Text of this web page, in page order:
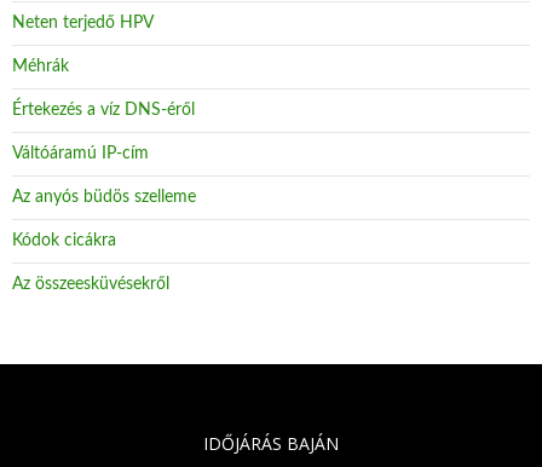
Neten terjedő HPV
Méhrák
Értekezés a víz DNS-éről
Váltóáramú IP-cím
Az anyós büdös szelleme
Kódok cicákra
Az összeesküvésekről
IDŐJÁRÁS BAJÁN